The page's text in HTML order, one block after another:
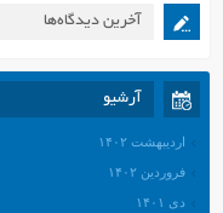
آخرین دیدگاه‌ها
آرشیو
اردیبهشت ۱۴۰۲
فروردین ۱۴۰۲
دی ۱۴۰۱